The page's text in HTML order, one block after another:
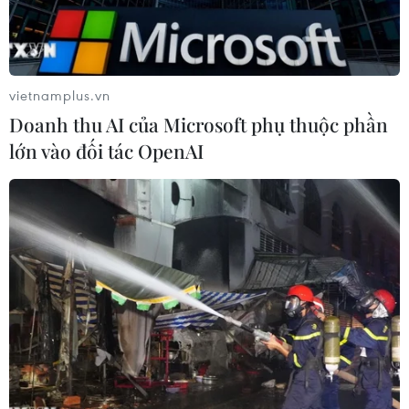
TP.HCM.
Gian hàng 'Siêu thị mini 0 đồng' của Liên đoàn Lao động quận
Bình Thạnh phục vụ cho cho công nhân lao động có hoàn cảnh
khó khăn. (Ảnh: Thanh Vũ/TTXVN)
Có thể nói, áp dụng Chỉ thị 16 là một quyết định
vietnamplus.vn
Doanh thu AI của Microsoft phụ thuộc phần
lớn vào đối tác OpenAI